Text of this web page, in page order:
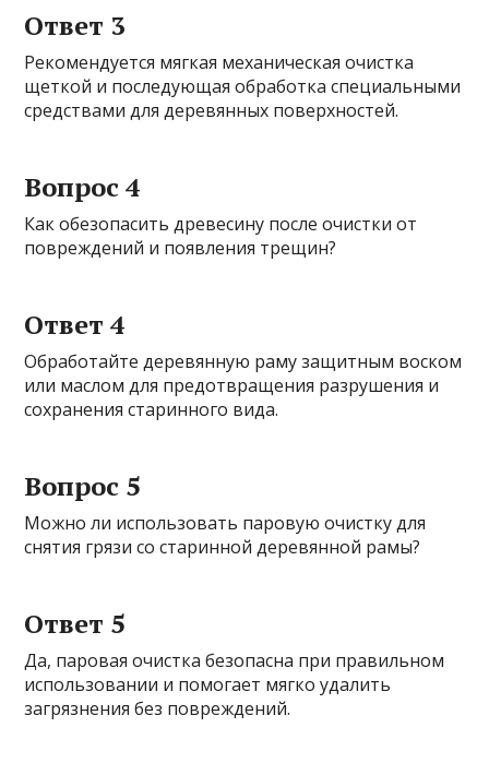
Ответ 3
Рекомендуется мягкая механическая очистка
щеткой и последующая обработка специальными
средствами для деревянных поверхностей.
Вопрос 4
Как обезопасить древесину после очистки от
повреждений и появления трещин?
Ответ 4
Обработайте деревянную раму защитным воском
или маслом для предотвращения разрушения и
сохранения старинного вида.
Вопрос 5
Можно ли использовать паровую очистку для
снятия грязи со старинной деревянной рамы?
Ответ 5
Да, паровая очистка безопасна при правильном
использовании и помогает мягко удалить
загрязнения без повреждений.